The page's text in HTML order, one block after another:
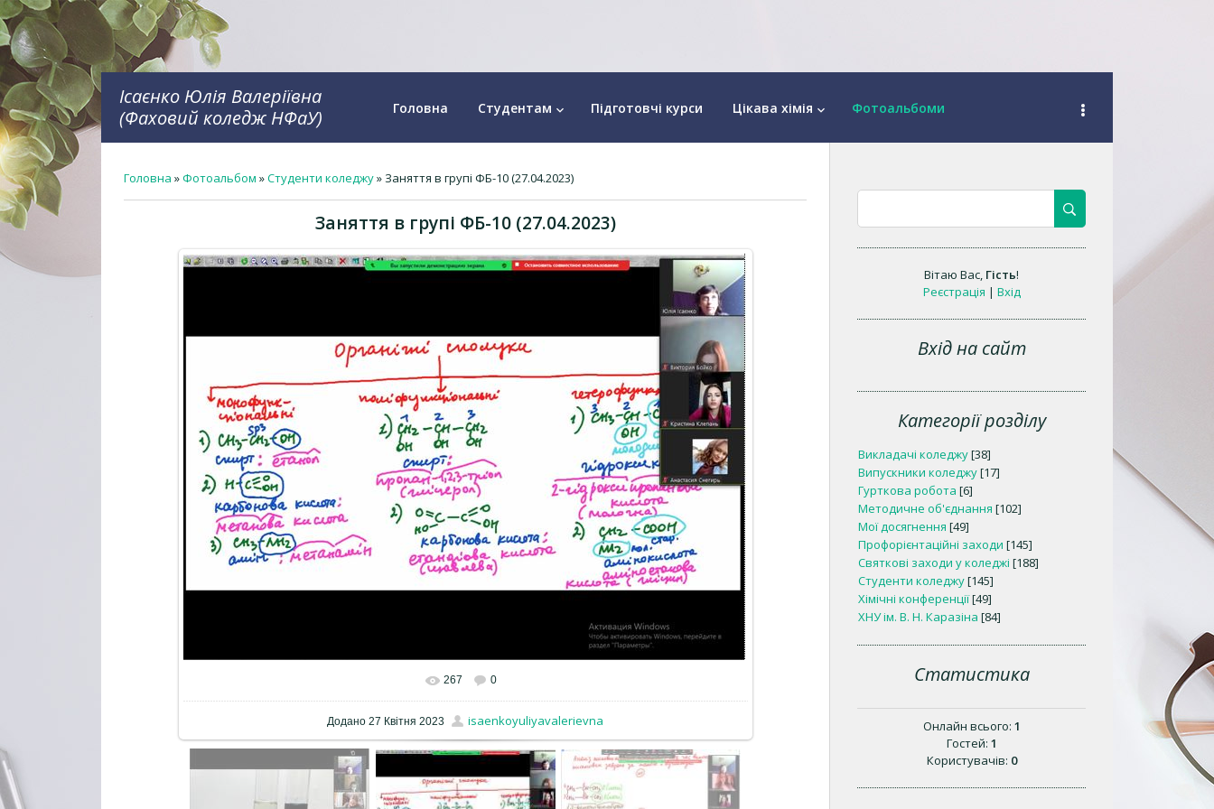
Ісаєнко Юлія Валеріївна
(Фаховий коледж НФаУ)
Головна Студентам keyboard_arrow_down Підготовчі курси Цікава хімія keyboard_arrow_down Фотоальбоми
Головна »Фотоальбом »Студенти коледжу» Заняття в групі ФБ-10 (27.04.2023)
Заняття в групі ФБ-10 (27.04.2023)
267 0
Додано 27 Квітня 2023 isaenkoyuliyavalerievna
Вітаю Вас, Гість!
Реєстрація | Вхід
Вхід на сайт
Категорії розділу
Викладачі коледжу[38]
Випускники коледжу[17]
Гурткова робота [6]
Методичне об'єднання [102]
Мої досягнення [49]
Профорієнтаційні заходи [145]
Святкові заходи у коледжі [188]
Студенти коледжу[145]
Хімічні конференції[49]
ХНУ ім. В. Н. Каразіна [84]
Статистика
Онлайн всього: 1
Гостей: 1
Користувачів: 0